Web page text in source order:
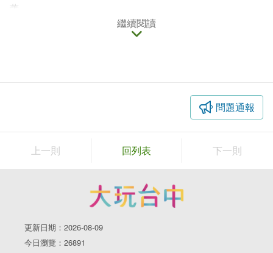
蕾。
繼續閱讀
問題通報
上一則 回列表 下一則
更新日期：2026-08-09
今日瀏覽：26891